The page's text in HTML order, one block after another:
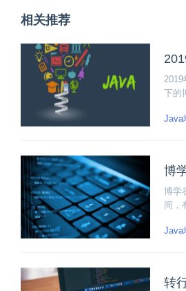
相关推荐
2019
下的
Java
博
博学
间，
Java
转